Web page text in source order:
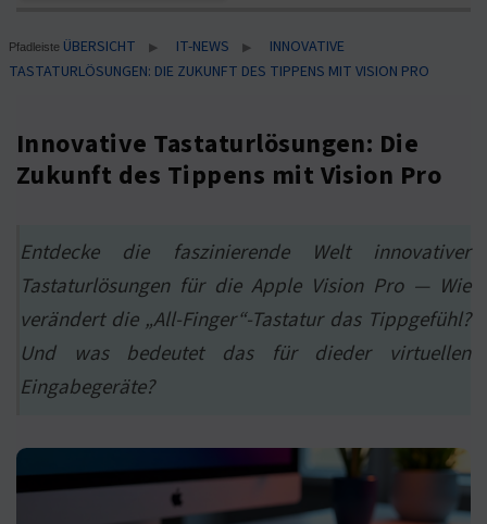
Pfadleiste ÜBERSICHT ▶ IT-NEWS ▶
INNOVATIVE
TASTATURLÖSUNGEN: DIE ZUKUNFT DES TIPPENS MIT VISION PRO
Innovative Tastaturlösungen: Die
Zukunft des Tippens mit Vision Pro
Entdecke die faszinierende Welt innovativer
Tastaturlösungen für die Apple Vision Pro — Wie
verändert die „All-Finger“-Tastatur das Tippgefühl?
Und was bedeutet das für dieder virtuellen
Eingabegeräte?